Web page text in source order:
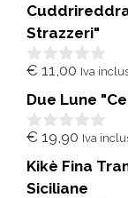
u
5
Strazzeri"
0
u
5
€ 11,00 Iva
Due Lune
0
u
5
€ 19,90 Iva
Kikè Fina
Siciliane